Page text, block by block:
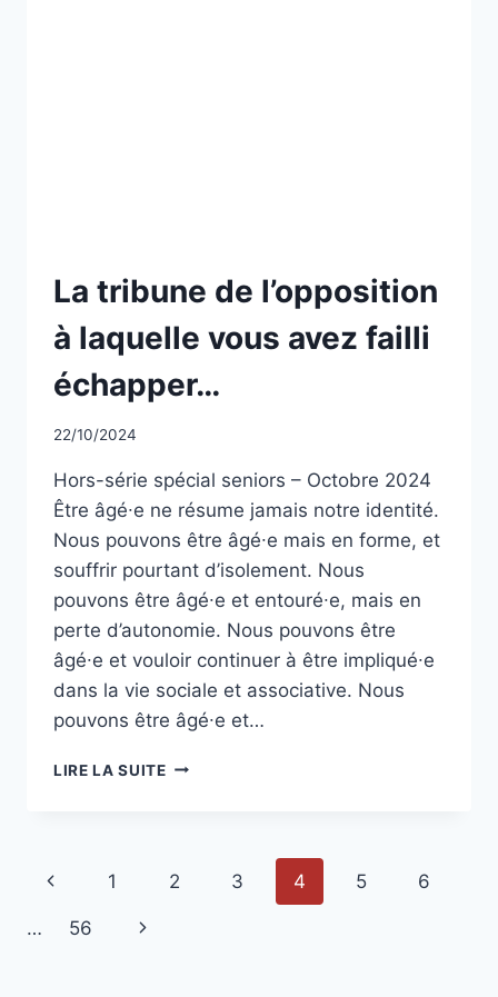
NON
CLASSÉ
La tribune de l’opposition
à laquelle vous avez failli
échapper…
Par
22/10/2024
Hors-série spécial seniors – Octobre 2024
Être âgé∙e ne résume jamais notre identité.
Nous pouvons être âgé∙e mais en forme, et
souffrir pourtant d’isolement. Nous
pouvons être âgé∙e et entouré∙e, mais en
perte d’autonomie. Nous pouvons être
âgé∙e et vouloir continuer à être impliqué∙e
dans la vie sociale et associative. Nous
pouvons être âgé∙e et…
LIRE LA SUITELA
LAQUELLE
Navigation
de
Page
précédente
1 2 3 4 5 6
… 56
Page